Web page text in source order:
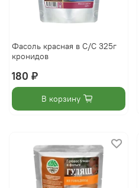
Фасоль красная в С/С 325г
кронидов
180 ₽
В корзину